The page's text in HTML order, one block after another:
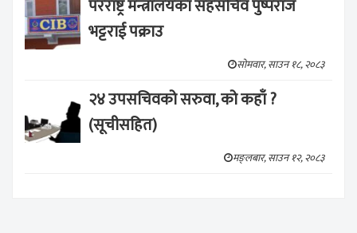
परराष्ट्र मन्त्रालयका सहसचिव पुष्पराज
भट्टराई पक्राउ
सोमवार, साउन १८, २०८३
२४ उपसचिवको सरुवा, को कहाँ ?
(सूचीसहित)
मङ्लबार, साउन १२, २०८३